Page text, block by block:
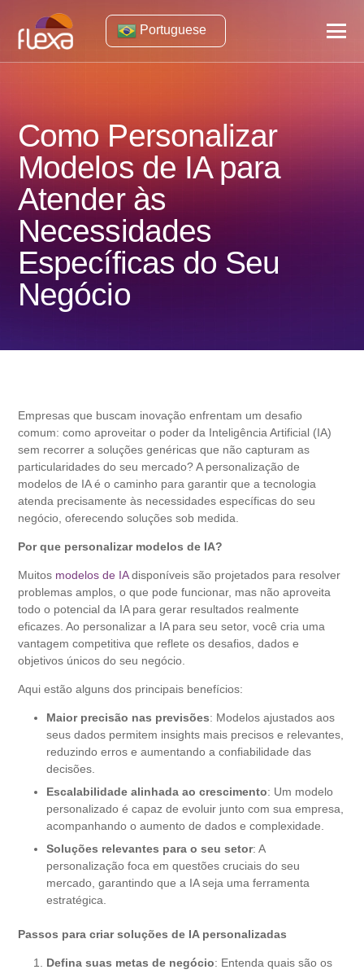
Portuguese
Como Personalizar
Modelos de IA para
Atender às
Necessidades
Específicas do Seu
Negócio
Empresas que buscam inovação enfrentam um desafio
comum: como aproveitar o poder da Inteligência Artificial (IA)
sem recorrer a soluções genéricas que não capturam as
particularidades do seu mercado? A personalização de
modelos de IA é o caminho para garantir que a tecnologia
atenda precisamente às necessidades específicas do seu
negócio, oferecendo soluções sob medida.
Por que personalizar modelos de IA?
Muitos modelos de IAdisponíveis são projetados para resolver
problemas amplos, o que pode funcionar, mas não aproveita
todo o potencial da IA para gerar resultados realmente
eficazes. Ao personalizar a IA para seu setor, você cria uma
vantagem competitiva que reflete os desafios, dados e
objetivos únicos do seu negócio.
Aqui estão alguns dos principais benefícios:
Maior precisão nas previsões: Modelos ajustados aos
seus dados permitem insights mais precisos e relevantes,
reduzindo erros e aumentando a confiabilidade das
decisões.
Escalabilidade alinhada ao crescimento: Um modelo
personalizado é capaz de evoluir junto com sua empresa,
acompanhando o aumento de dados e complexidade.
Soluções relevantes para o seu setor: A
personalização foca em questões cruciais do seu
mercado, garantindo que a IA seja uma ferramenta
estratégica.
Passos para criar soluções de IA personalizadas
Defina suas metas de negócio: Entenda quais são os